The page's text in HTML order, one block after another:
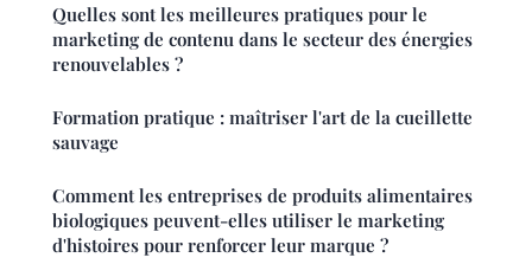
Quelles sont les meilleures pratiques pour le
marketing de contenu dans le secteur des énergies
renouvelables ?
Formation pratique : maîtriser l'art de la cueillette
sauvage
Comment les entreprises de produits alimentaires
biologiques peuvent-elles utiliser le marketing
d'histoires pour renforcer leur marque ?